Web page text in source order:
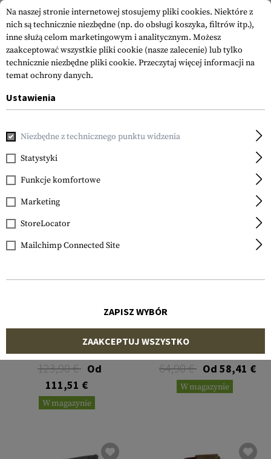
BLUE FORCE GEAR
Medium Trauma Kit NOW!
123,90 € Od
111,51 €
W magazynie
TEMPLAR'S GEAR
Rip-off First Aid Pouch AZ-
2
64,90 € Od 58,41 €
W magazynie
Na naszej stronie internetowej stosujemy pliki cookies. Niektóre z
nich są technicznie niezbędne (np. do obsługi koszyka, filtrów itp.),
inne służą celom marketingowym i analitycznym. Możesz
zaakceptować wszystkie pliki cookie (nasze zalecenie) lub tylko
technicznie niezbędne pliki cookie. Przeczytaj więcej informacji na
temat ochrony danych.
Ustawienia
Niezbędne z technicznego punktu widzenia
Statystyki
Funkcje komfortowe
Marketing
StoreLocator
Mailchimp Connected Site
ZAPISZ WYBÓR
ZAAKCEPTUJ WSZYSTKO